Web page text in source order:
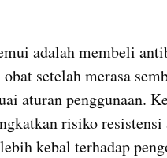
adalah membeli
setelah merasa
aturan penggunaan.
risiko
kebal terhadap